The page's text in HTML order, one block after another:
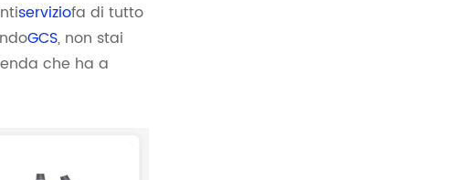
serviziofa di tutto
GCS, non stai
che ha a